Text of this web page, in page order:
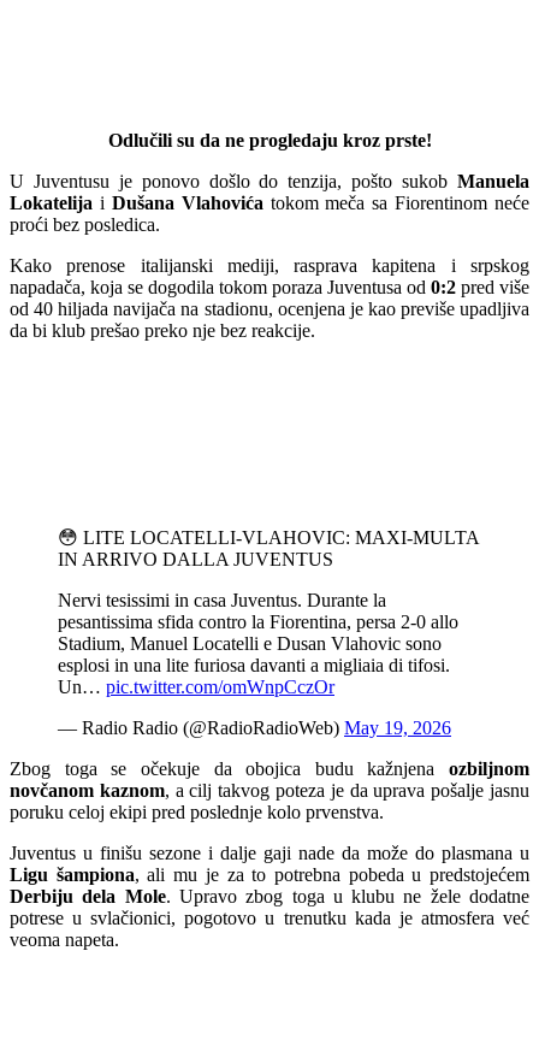
Odlučili su da ne progledaju kroz prste!
U Juventusu je ponovo došlo do tenzija, pošto sukob Manuela
Lokatelija i Dušana Vlahovića tokom meča sa Fiorentinom neće
proći bez posledica.
Kako prenose italijanski mediji, rasprava kapitena i srpskog
napadača, koja se dogodila tokom poraza Juventusa od 0:2 pred više
od 40 hiljada navijača na stadionu, ocenjena je kao previše upadljiva
da bi klub prešao preko nje bez reakcije.
😳 LITE LOCATELLI-VLAHOVIC: MAXI-MULTA
IN ARRIVO DALLA JUVENTUS
Nervi tesissimi in casa Juventus. Durante la
pesantissima sfida contro la Fiorentina, persa 2-0 allo
Stadium, Manuel Locatelli e Dusan Vlahovic sono
esplosi in una lite furiosa davanti a migliaia di tifosi.
Un… pic.twitter.com/omWnpCczOr
— Radio Radio (@RadioRadioWeb) May 19, 2026
Zbog toga se očekuje da obojica budu kažnjena ozbiljnom
novčanom kaznom, a cilj takvog poteza je da uprava pošalje jasnu
poruku celoj ekipi pred poslednje kolo prvenstva.
Juventus u finišu sezone i dalje gaji nade da može do plasmana u
Ligu šampiona, ali mu je za to potrebna pobeda u predstojećem
Derbiju dela Mole. Upravo zbog toga u klubu ne žele dodatne
potrese u svlačionici, pogotovo u trenutku kada je atmosfera već
veoma napeta.